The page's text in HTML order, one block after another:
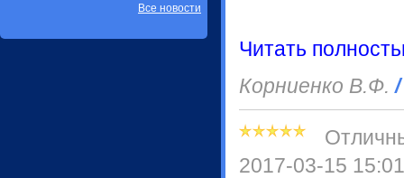
Читать
Корниенко В.Ф./
2017-03-15 15:01
Все новости